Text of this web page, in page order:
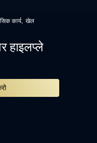
कार्य खेल
हाइलप्ले